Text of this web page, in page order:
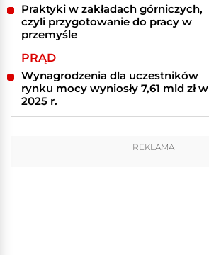
Praktyki w zakładach górniczych,
czyli przygotowanie do pracy w
przemyśle
PRĄD
Wynagrodzenia dla uczestników
rynku mocy wyniosły 7,61 mld zł w
2025 r.
REKLAMA